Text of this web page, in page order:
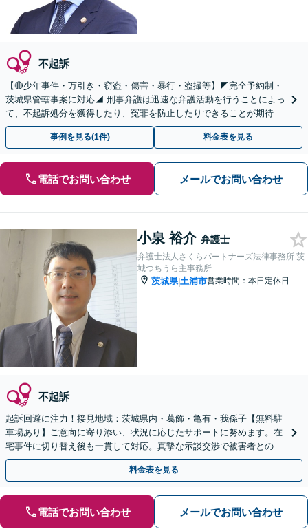
不起訴
【🔴少年事件・万引き・窃盗・傷害・暴行・盗撮等】◤完全予約制・
茨城県管轄事案に対応◢ 刑事弁護は迅速な弁護活動を行うことによっ
て、不起訴処分を獲得したり、冤罪を防止したりできることが期待で
きます。可能な限り当日のご相談にも対応いたします。
事例を見る(1件) 料金表を見る
電話でお問い合わせ メールでお問い合わせ
小泉 裕介 弁護士
弁護士法人さくらパートナーズ法律事務所 茨
城つちうら主事務所
茨城県|土浦市営業時間：本日定休日
不起訴
起訴回避に注力！接見地域：茨城県内・葛飾・亀有・我孫子【無料駐
車場あり】ご意向に寄り添い、状況に応じたサポートに努めます。在
宅事件に切り替え後も一貫して対応。真摯な示談交渉で被害者との和
解を目指します【夜間休日対応】【土浦駅よりバス10分】
料金表を見る
電話でお問い合わせ メールでお問い合わせ